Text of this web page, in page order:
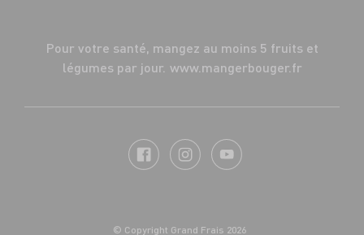
Pour votre santé, mangez au moins 5 fruits et
légumes par jour. www.mangerbouger.fr
© Copyright Grand Frais 2026